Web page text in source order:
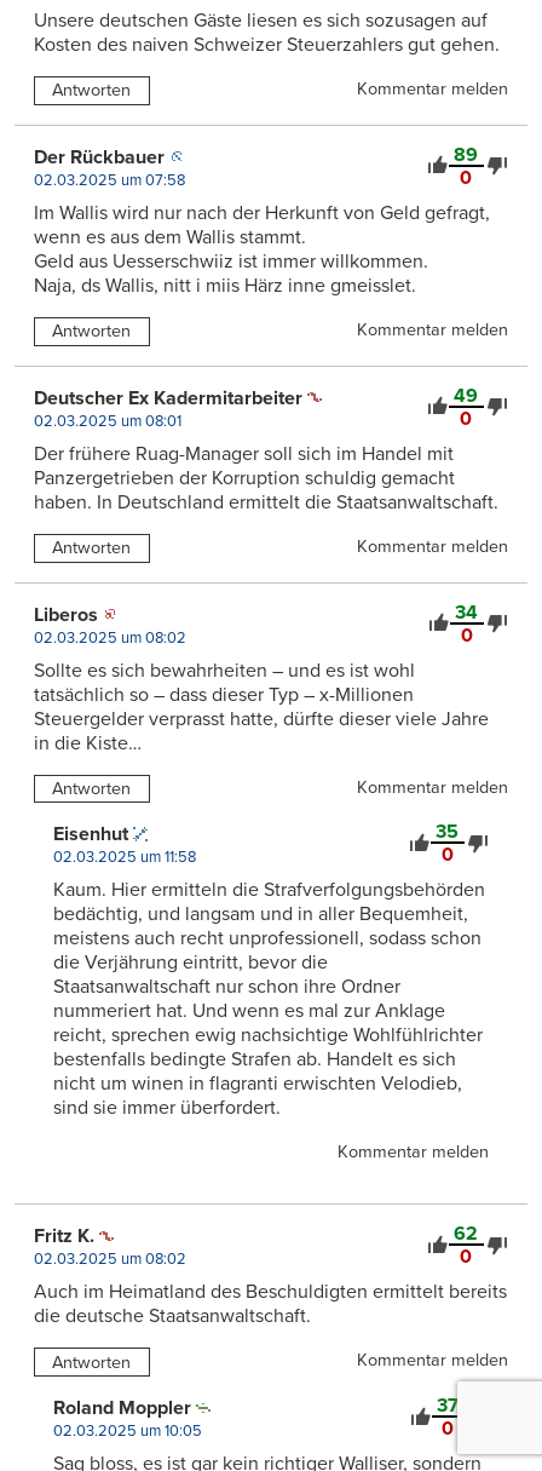
Unsere deutschen Gäste liesen es sich sozusagen auf
Kosten des naiven Schweizer Steuerzahlers gut gehen.
Antworten Kommentar melden
89
0
Der Rückbauer
02.03.2025 um 07:58
Im Wallis wird nur nach der Herkunft von Geld gefragt,
wenn es aus dem Wallis stammt.
Geld aus Uesserschwiiz ist immer willkommen.
Naja, ds Wallis, nitt i miis Härz inne gmeisslet.
Antworten Kommentar melden
49
0
Deutscher Ex Kadermitarbeiter
02.03.2025 um 08:01
Der frühere Ruag-Manager soll sich im Handel mit
Panzergetrieben der Korruption schuldig gemacht
haben. In Deutschland ermittelt die Staatsanwaltschaft.
Antworten Kommentar melden
34
0
Liberos
02.03.2025 um 08:02
Sollte es sich bewahrheiten – und es ist wohl
tatsächlich so – dass dieser Typ – x-Millionen
Steuergelder verprasst hatte, dürfte dieser viele Jahre
in die Kiste…
Antworten Kommentar melden
35
0
Eisenhut
02.03.2025 um 11:58
Kaum. Hier ermitteln die Strafverfolgungsbehörden
bedächtig, und langsam und in aller Bequemheit,
meistens auch recht unprofessionell, sodass schon
die Verjährung eintritt, bevor die
Staatsanwaltschaft nur schon ihre Ordner
nummeriert hat. Und wenn es mal zur Anklage
reicht, sprechen ewig nachsichtige Wohlfühlrichter
bestenfalls bedingte Strafen ab. Handelt es sich
nicht um winen in flagranti erwischten Velodieb,
sind sie immer überfordert.
Kommentar melden
62
0
Fritz K.
02.03.2025 um 08:02
Auch im Heimatland des Beschuldigten ermittelt bereits
die deutsche Staatsanwaltschaft.
Antworten Kommentar melden
37
0
Roland Moppler
02.03.2025 um 10:05
Sag bloss, es ist gar kein richtiger Walliser, sondern